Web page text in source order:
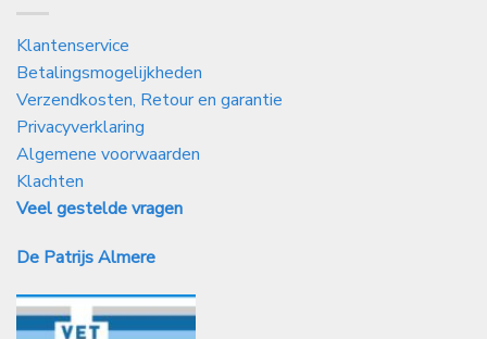
Klantenservice
Betalingsmogelijkheden
Verzendkosten, Retour en garantie
Privacyverklaring
Algemene voorwaarden
Klachten
Veel gestelde vragen
De Patrijs Almere